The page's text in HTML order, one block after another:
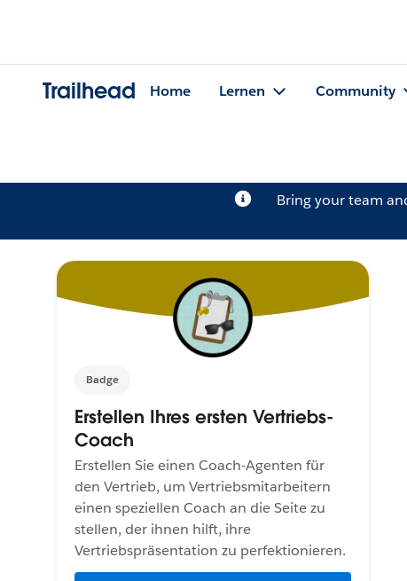
Trailhead Home Lernen Community
Bring your team
Badge
Erstellen Ihres ersten Vertriebs-
Coach
Erstellen Sie einen Coach-Agenten für
den Vertrieb, um Vertriebsmitarbeitern
einen speziellen Coach an die Seite zu
stellen, der ihnen hilft, ihre
Vertriebspräsentation zu perfektionieren.